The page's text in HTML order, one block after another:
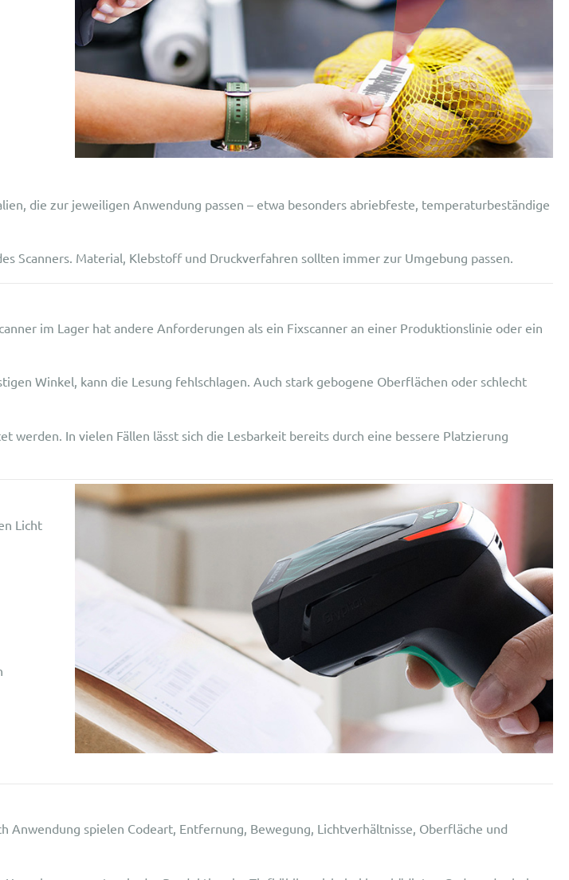
die zur jeweiligen Anwendung passen – etwa besonders abriebfeste, temperaturbeständige
Scanners. Material, Klebstoff und Druckverfahren sollten immer zur Umgebung passen.
im Lager hat andere Anforderungen als ein Fixscanner an einer Produktionslinie oder ein
Winkel, kann die Lesung fehlschlagen. Auch stark gebogene Oberflächen oder schlecht
In vielen Fällen lässt sich die Lesbarkeit bereits durch eine bessere Platzierung
Licht
spielen Codeart, Entfernung, Bewegung, Lichtverhältnisse, Oberfläche und